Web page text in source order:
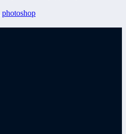
photoshop